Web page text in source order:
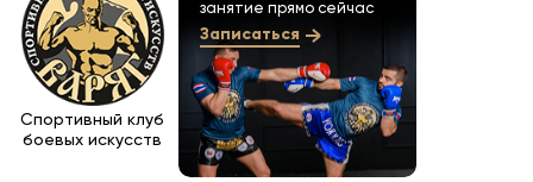
Спортивный клуб
боевых искусств
занятие прямо сейчас
Записаться